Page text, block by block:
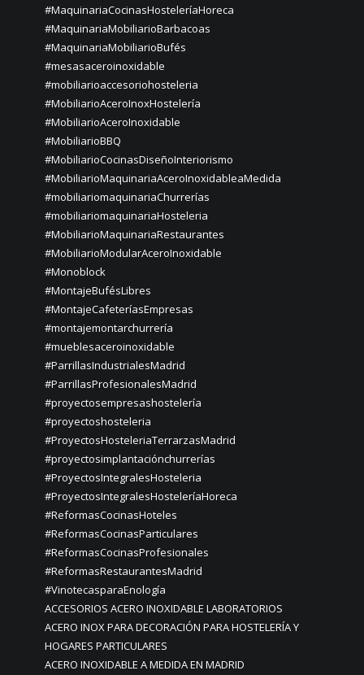
#MaquinariaCocinasHosteleríaHoreca
#MaquinariaMobiliarioBarbacoas
#MaquinariaMobiliarioBufés
#mesasaceroinoxidable
#mobiliarioaccesoriohosteleria
#MobiliarioAceroInoxHostelería
#MobiliarioAceroInoxidable
#MobiliarioBBQ
#MobiliarioCocinasDiseñoInteriorismo
#MobiliarioMaquinariaAceroInoxidableaMedida
#mobiliariomaquinariaChurrerías
#mobiliariomaquinariaHosteleria
#MobiliarioMaquinariaRestaurantes
#MobiliarioModularAceroInoxidable
#Monoblock
#MontajeBufésLibres
#MontajeCafeteríasEmpresas
#montajemontarchurrería
#mueblesaceroinoxidable
#ParrillasIndustrialesMadrid
#ParrillasProfesionalesMadrid
#proyectosempresashostelería
#proyectoshosteleria
#ProyectosHosteleriaTerrarzasMadrid
#proyectosimplantaciónchurrerías
#ProyectosIntegralesHosteleria
#ProyectosIntegralesHosteleríaHoreca
#ReformasCocinasHoteles
#ReformasCocinasParticulares
#ReformasCocinasProfesionales
#ReformasRestaurantesMadrid
#VinotecasparaEnología
ACCESORIOS ACERO INOXIDABLE LABORATORIOS
ACERO INOX PARA DECORACIÓN PARA HOSTELERÍA Y
HOGARES PARTICULARES
ACERO INOXIDABLE A MEDIDA EN MADRID